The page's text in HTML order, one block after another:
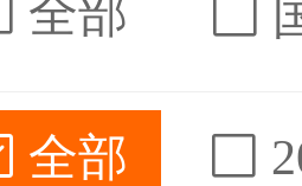
全部
全部